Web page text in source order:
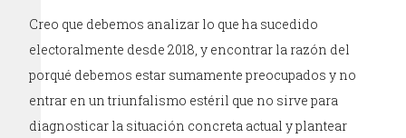
Creo que debemos analizar lo que ha sucedido
electoralmente desde 2018, y encontrar la razón del
porqué debemos estar sumamente preocupados y no
entrar en un triunfalismo estéril que no sirve para
diagnosticar la situación concreta actual y plantear